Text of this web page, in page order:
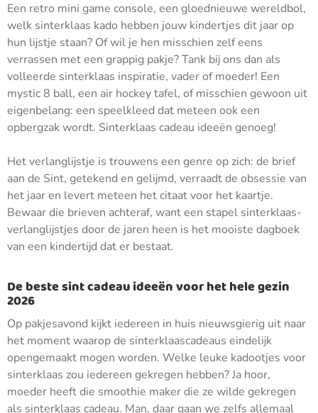
Een retro mini game console, een gloednieuwe wereldbol,
welk sinterklaas kado hebben jouw kindertjes dit jaar op
hun lijstje staan? Of wil je hen misschien zelf eens
verrassen met een grappig pakje? Tank bij ons dan als
volleerde sinterklaas inspiratie, vader of moeder! Een
mystic 8 ball, een air hockey tafel, of misschien gewoon uit
eigenbelang: een speelkleed dat meteen ook een
opbergzak wordt. Sinterklaas cadeau ideeën genoeg!
Het verlanglijstje is trouwens een genre op zich: de brief
aan de Sint, getekend en gelijmd, verraadt de obsessie van
het jaar en levert meteen het citaat voor het kaartje.
Bewaar die brieven achteraf, want een stapel sinterklaas-
verlanglijstjes door de jaren heen is het mooiste dagboek
van een kindertijd dat er bestaat.
De beste sint cadeau ideeën voor het hele gezin
2026
Op pakjesavond kijkt iedereen in huis nieuwsgierig uit naar
het moment waarop de sinterklaascadeaus eindelijk
opengemaakt mogen worden. Welke leuke kadootjes voor
sinterklaas zou iedereen gekregen hebben? Ja hoor,
moeder heeft die smoothie maker die ze wilde gekregen
als sinterklaas cadeau. Man, daar gaan we zelfs allemaal